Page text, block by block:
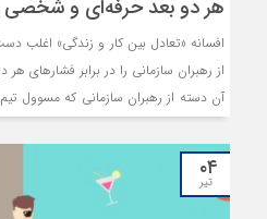
هر دو بعد حرفه‏‏‌ای و شخصی
افسانه «تعادل بین کار و زندگی» اغلب
از رهبران سازمانی را در برابر فشارهای
آن دسته از رهبران سازمانی که مسوول
منحصربه‌‌‌فردی روبه‌‌‌رو می‌‌‌شوند. اما
فقط نیازمند استراتژی هدفمندی است
شخصی‌‌‌شان را مطابق شرایط خاص خود
۰۴
تیر